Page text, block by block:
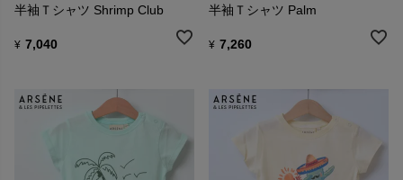
Arsène et les pipelettesは、何人もの子供たちの人生を通して受け継
がれる衣服を作り、またその過程で環境と労働者を尊重していま
半袖Ｔシャツ Shrimp Club
¥ 7,040
半袖Ｔシャツ Palm
¥ 7,260